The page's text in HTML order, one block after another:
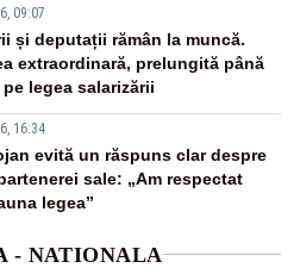
09:07
și deputații rămân la muncă.
extraordinară, prelungită până
legea salarizării
16:34
evită un răspuns clar despre
sale: „Am respectat
legea”
- NATIONALA